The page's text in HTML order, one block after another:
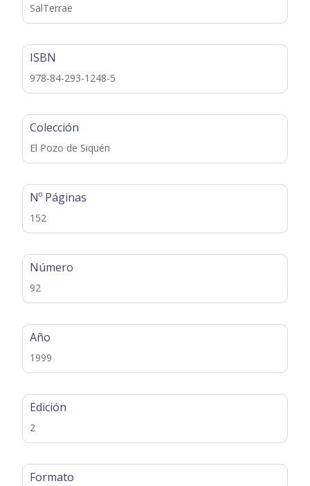
SalTerrae
ISBN
978-84-293-1248-5
Colección
El Pozo de Siquén
Nº Páginas
152
Número
92
Año
1999
Edición
2
Formato